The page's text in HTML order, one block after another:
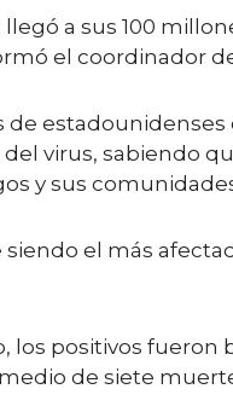
llegó a sus 100
el coordinador
de
virus, sabiendo
y sus
siendo el más
los positivos
de siete